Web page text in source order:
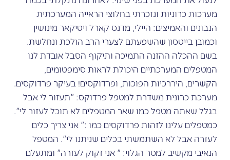
מערכות כרוניות ונזכרתי בחלוצי הראייה המערכתית
הנבונים והאמיצים: היילי, מדנס קארל ויטיקאר מינושין
וכמובן בייטסון שהשפעתם לצערי הרב הולכת ונחלשת.
בשם ההכלה ההזנה התמיכה ותיקוף הסבל אובדת לנו
המטפלים המערכתיים היכולת לראות סימפטומים,
הקשרים, היררכיות הפוכות, ופרדוקסים! בעיקר פרדוקסים.
מערכת כרונית משדרת למטפל פרדוקס: "תעזור לי אבל
בגלל שאתה מטפל כמו שאר המטפלים לא תוכל לעזור לי".
כמטפלים עלינו לזהות פרדוקסים כמו :" אני צריך כלים
לעזרה אבל לא השתמשתי בכלים שניתנו לי". המטפל
הנאיבי מקשיב למסר הגלוי: " אני זקוק לעזרה" ומתעלם